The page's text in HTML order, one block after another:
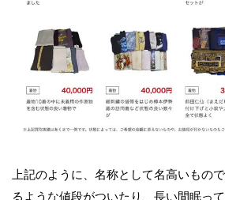
上記のように、名称として名高いもの
るような値段がついたり、長い間眠っ